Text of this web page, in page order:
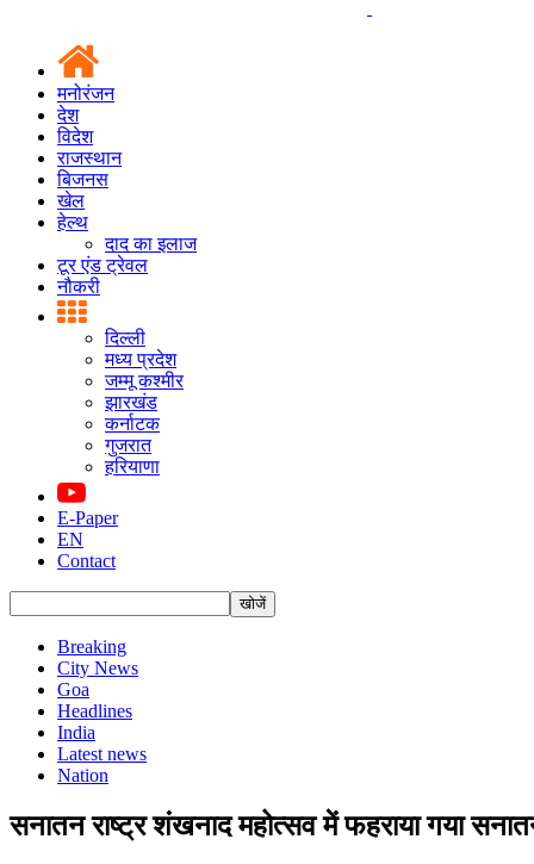
मनोरंजन
देश
विदेश
राजस्थान
बिजनस
खेल
हेल्थ
दाद का इलाज
टूर एंड ट्रेवल
नौकरी
दिल्ली
मध्य प्रदेश
जम्मू कश्मीर
झारखंड
कर्नाटक
गुजरात
हरियाणा
E-Paper
EN
Contact
Breaking
City News
Goa
Headlines
India
Latest news
Nation
सनातन राष्‍ट्र शंखनाद महोत्‍सव में फहराया गया